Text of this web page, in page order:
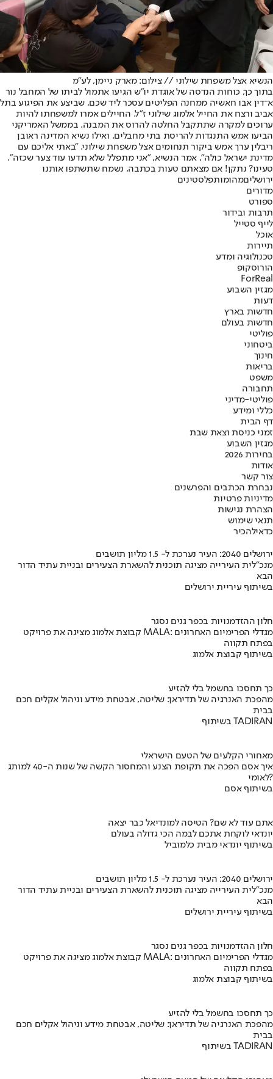
הנשיא אצל משפחת שילוני // צילום: מארק ניימן, לע"מ
בתוך כך, כוחות הנדסה של אוגדת יו"ש הגיעו אתמול לביתו של המחבל נור
א־דין אבו חאשיה ממחנה הפליטים עסכר ליד שכם, שביצע את הפיגוע בתל
אביב ורצח את החייל אלמוג שילוני ז"ל. החיילים אמרו למשפחתו להיות
ערוכים למקרה שתתקבל החלטה להרוס את המבנה. בממשל האמריקני
הביעו אמש התנגדות להריסת בתי מחבלים. ואילו נשיא המדינה ראובן
ריבלין ערך אמש ביקור תנחומים אצל משפחת שילוני. "באתי אליכם עם
מדינת ישראל כולה", אמר הנשיא, "אני מתפלל שלא תדעו עוד צער שכזה".
טעינו? נתקן! אם מצאתם טעות בכתבה, נשמח שתשתפו אותנו
ירושליםמהומותפלסטינים
מדורים
ספורט
תרבות ובידור
לייף סטייל
אוכל
תיירות
טכנולוגיה ומדע
הורוסקופ
ForReal
מגזין השבוע
דעות
חדשות בארץ
חדשות בעולם
פוליטי
ביטחוני
חינוך
בריאות
משפט
תחבורה
פוליטי-מדיני
כללי ומידע
דף הבית
זמני כניסת וצאת שבת
מגזין השבוע
בחירות 2026
אודות
צור קשר
נבחרת הכתבים והפרשנים
מדיניות פרטיות
הצהרת נגישות
תנאי שימוש
כדאילהכיר
ירושלים 2040: העיר נערכת ל- 1.5 מליון תושבים
מנכ"לית העירייה מציגה תוכנית להשארת הצעירים ובניית עתיד הדור
הבא
בשיתוף עיריית ירושלים
חלון ההזדמנויות בכפר גנים נסגר
קבוצת אלמוג מציגה את פרויקט MALA: מגדלי הפרימיום האחרונים
בפתח תקווה
בשיתוף קבוצת אלמוג
כך תחסכו בחשמל בלי להזיע
מהפכת האנרגיה של תדיראן: שליטה, אבטחת מידע וניהול אקלים חכם
בבית
בשיתוף TADIRAN
מאחורי הקלעים של הטעם הישראלי
איך אסם הפכה את תקופת הצנע והמחסור הקשה של שנות ה-40 למותג
לאומי?
בשיתוף אסם
אתם עוד לא שם? הטיסה למונדיאל כבר יצאה
יונדאי לוקחת אתכם לבמה הכי גדולה בעולם
בשיתוף יונדאי מבית כלמוביל
ירושלים 2040: העיר נערכת ל- 1.5 מליון תושבים
מנכ"לית העירייה מציגה תוכנית להשארת הצעירים ובניית עתיד הדור
הבא
בשיתוף עיריית ירושלים
חלון ההזדמנויות בכפר גנים נסגר
קבוצת אלמוג מציגה את פרויקט MALA: מגדלי הפרימיום האחרונים
בפתח תקווה
בשיתוף קבוצת אלמוג
כך תחסכו בחשמל בלי להזיע
מהפכת האנרגיה של תדיראן: שליטה, אבטחת מידע וניהול אקלים חכם
בבית
בשיתוף TADIRAN